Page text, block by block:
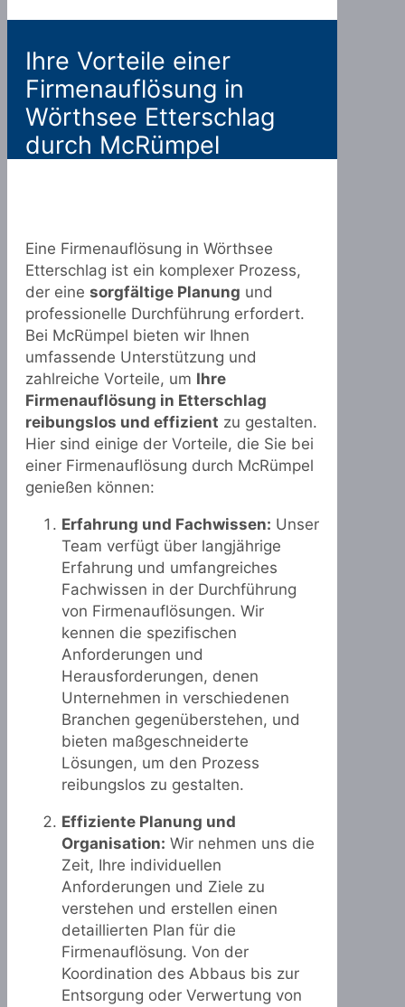
Ihre Vorteile einer
Firmenauflösung in
Wörthsee Etterschlag
durch McRümpel
Eine Firmenauflösung in Wörthsee
Etterschlag ist ein komplexer Prozess,
der eine sorgfältige Planung und
professionelle Durchführung erfordert.
Bei McRümpel bieten wir Ihnen
umfassende Unterstützung und
zahlreiche Vorteile, um Ihre
Firmenauflösung in Etterschlag
reibungslos und effizient zu gestalten.
Hier sind einige der Vorteile, die Sie bei
einer Firmenauflösung durch McRümpel
genießen können:
Erfahrung und Fachwissen: Unser
Team verfügt über langjährige
Erfahrung und umfangreiches
Fachwissen in der Durchführung
von Firmenauflösungen. Wir
kennen die spezifischen
Anforderungen und
Herausforderungen, denen
Unternehmen in verschiedenen
Branchen gegenüberstehen, und
bieten maßgeschneiderte
Lösungen, um den Prozess
reibungslos zu gestalten.
Effiziente Planung und
Organisation: Wir nehmen uns die
Zeit, Ihre individuellen
Anforderungen und Ziele zu
verstehen und erstellen einen
detaillierten Plan für die
Firmenauflösung. Von der
Koordination des Abbaus bis zur
Entsorgung oder Verwertung von